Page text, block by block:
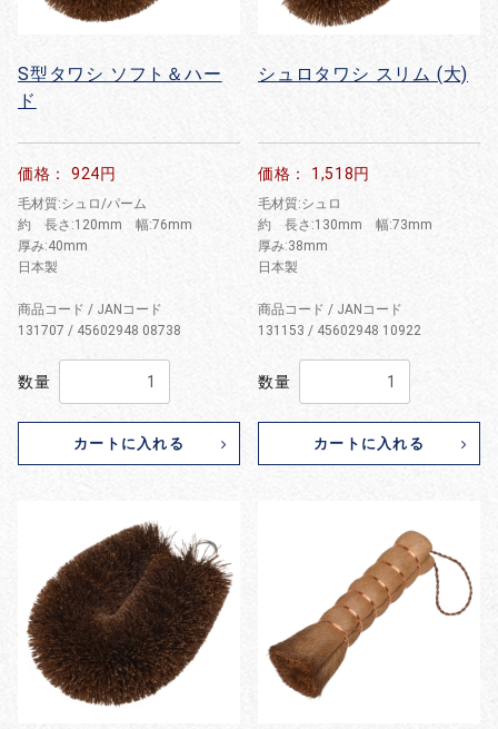
S型タワシ ソフト＆ハー
ド
価格： 924円
毛材質:シュロ/パーム
約 長さ:120mm 幅:76mm
厚み:40mm
日本製
商品コード / JANコード
131707 / 45602948 08738
数量
カートに入れる
シュロタワシ スリム (大)
価格： 1,518円
毛材質:シュロ
約 長さ:130mm 幅:73mm
厚み:38mm
日本製
商品コード / JANコード
131153 / 45602948 10922
数量
カートに入れる